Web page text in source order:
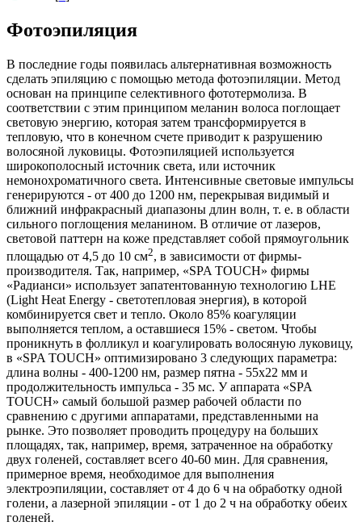
Фотоэпиляция
В последние годы появилась альтернативная возможность
сделать эпиляцию с помощью метода фотоэпиляции. Метод
основан на принципе селективного фототермолиза. В
соответствии с этим принципом меланин волоса поглощает
световую энергию, которая затем трансформируется в
тепловую, что в конечном счете приводит к разрушению
волосяной луковицы. Фотоэпиляцией используется
широкополосный источник света, или источник
немонохроматичного света. Интенсивные световые импульсы
генерируются - от 400 до 1200 нм, перекрывая видимый и
ближний инфракрасный диапазоны длин волн, т. е. в области
сильного поглощения меланином. В отличие от лазеров,
световой паттерн на коже представляет собой прямоугольник
площадью от 4,5 до 10 см2, в зависимости от фирмы-
производителя. Так, например, «SPA TOUCH» фирмы
«Радианси» использует запатентованную технологию LHE
(Light Heat Energy - светотепловая энергия), в которой
комбинируется свет и тепло. Около 85% коагуляции
выполняется теплом, а оставшиеся 15% - светом. Чтобы
проникнуть в фолликул и коагулировать волосяную луковицу,
в «SPA TOUCH» оптимизировано 3 следующих параметра:
длина волны - 400-1200 нм, размер пятна - 55x22 мм и
продолжительность импульса - 35 мс. У аппарата «SPA
TOUCH» самый большой размер рабочей области по
сравнению с другими аппаратами, представленными на
рынке. Это позволяет проводить процедуру на больших
площадях, так, например, время, затраченное на обработку
двух голеней, составляет всего 40-60 мин. Для сравнения,
примерное время, необходимое для выполнения
электроэпиляции, составляет от 4 до 6 ч на обработку одной
голени, а лазерной эпиляции - от 1 до 2 ч на обработку обеих
голеней.